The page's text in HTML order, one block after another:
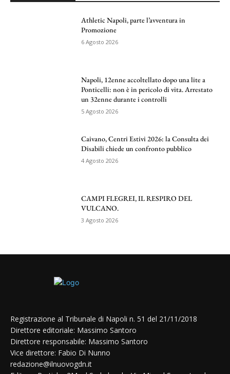
Athletic Napoli, parte l’avventura in
Promozione
6 Agosto 2026
Napoli, 12enne accoltellato dopo una lite a
Ponticelli: non è in pericolo di vita. Arrestato
un 32enne durante i controlli
5 Agosto 2026
Caivano, Centri Estivi 2026: la Consulta dei
Disabili chiede un confronto pubblico
4 Agosto 2026
CAMPI FLEGREI, IL RESPIRO DEL
VULCANO.
3 Agosto 2026
Registrazione al Tribunale di Napoli n. 51 del 21/11/2018
Direttore editoriale: Massimo Santoro
Direttore responsabile: Massimo Santoro
Vice direttore: Fabio Di Nunno
redazione@ilnuovogdn.it